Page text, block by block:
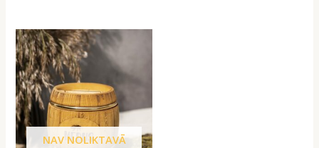
NAV NOLIKTAVĀ